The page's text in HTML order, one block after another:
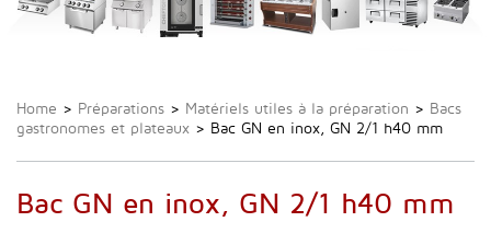
Home > Préparations > Matériels utiles à la préparation > Bacs
gastronomes et plateaux > Bac GN en inox, GN 2/1 h40 mm
Bac GN en inox, GN 2/1 h40 mm